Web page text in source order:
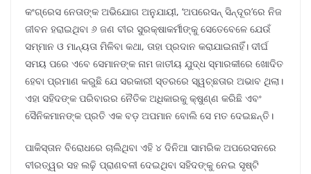
କଂଗ୍ରେସ ନେତାଙ୍କ ଅଭିଯୋଗ ଅନୁଯାୟୀ, ‘ଅପରେସନ୍ ସିନ୍ଦୂର’ରେ ନିଜ
ଜୀବନ ହରାଇଥିବା ୬ ଜଣ ବୀର ସୁରକ୍ଷାକର୍ମୀଙ୍କୁ ସେତେବେଳେ ଯେଉଁ
ସମ୍ମାନ ଓ ମାନ୍ୟତା ମିଳିବା କଥା, ତାହା ପ୍ରଦାନ କରାଯାଇନାହିଁ। ଦୀର୍ଘ
ସମୟ ପରେ ଏବେ ସେମାନଙ୍କ ନାମ ଜାତୀୟ ଯୁଦ୍ଧ ସ୍ମାରକୀରେ ଖୋଦିତ
ହେବା ପ୍ରମାଣ କରୁଛି ଯେ ସରକାରୀ ସ୍ତରରେ ସ୍ୱଚ୍ଛତାର ଅଭାବ ଥିଲା।
ଏହା ସହିଦଙ୍କ ପରିବାରର ନୈତିକ ଅଧିକାରକୁ କ୍ଷୁଣ୍ଣ କରିଛି ଏବଂ
ସୈନିକମାନଙ୍କ ପ୍ରତି ଏକ ବଡ଼ ଅପମାନ ବୋଲି ସେ ମତ ଦେଇଛନ୍ତି।
ପାକିସ୍ତାନ ବିରୋଧରେ ଚାଲିଥିବା ଏହି ୪ ଦିନିଆ ସାମରିକ ଅପରେସନରେ
ବୀରତ୍ୱର ସହ ଲଢ଼ି ପ୍ରାଣବଳୀ ଦେଇଥିବା ସହିଦଙ୍କୁ ନେଇ ସୃଷ୍ଟି